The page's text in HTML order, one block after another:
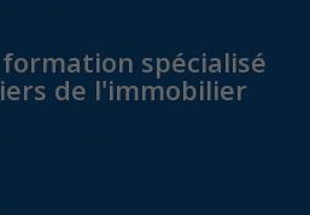
spécialisé
de l'immobilier